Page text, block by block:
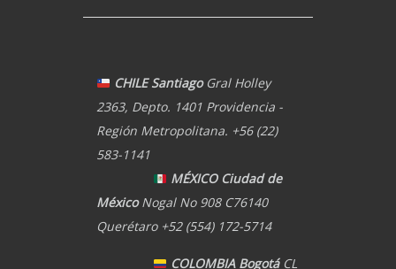
CHILE Santiago Gral Holley
2363, Depto. 1401 Providencia -
Región Metropolitana. +56 (22)
583-1141
MÉXICO Ciudad de
MéxicoNogal No 908 C76140
Querétaro +52 (554) 172-5714
COLOMBIA BogotáCL